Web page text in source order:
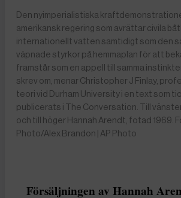
Den nyimperialistiska
amerikansk regering som avrättar civila
internationellt vatten samtidigt som den
väpnade styrkor på hemmaplan för att
framstår som en appell till samma
skrev om, menar Christopher J Finlay,
teori vid Durham University i en text som
publicerats i The Conversation. Till
och till höger Hannah Arendt, fotad 1969.
Photo/Alex Brandon | AP Photo
Försäljningen av Hannah